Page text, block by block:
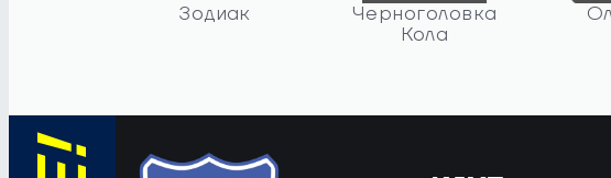
Зодиак
Черноголовка
Кола